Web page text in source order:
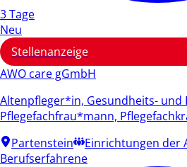
3 Tage
Neu
Stellenanzeige
AWO care gGmbH
Altenpfleger*in, Gesundheits- und
Pflegefachfrau*mann,
Partenstein
Einrichtungen der
Berufserfahrene